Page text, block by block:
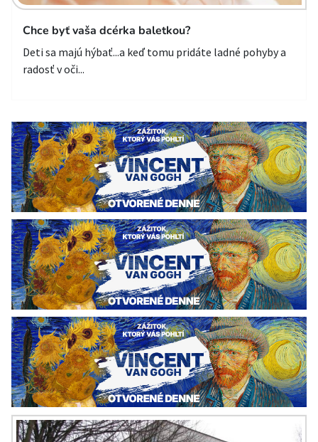
Chce byť vaša dcérka baletkou?
Deti sa majú hýbať...a keď tomu pridáte ladné pohyby a
radosť v oči...